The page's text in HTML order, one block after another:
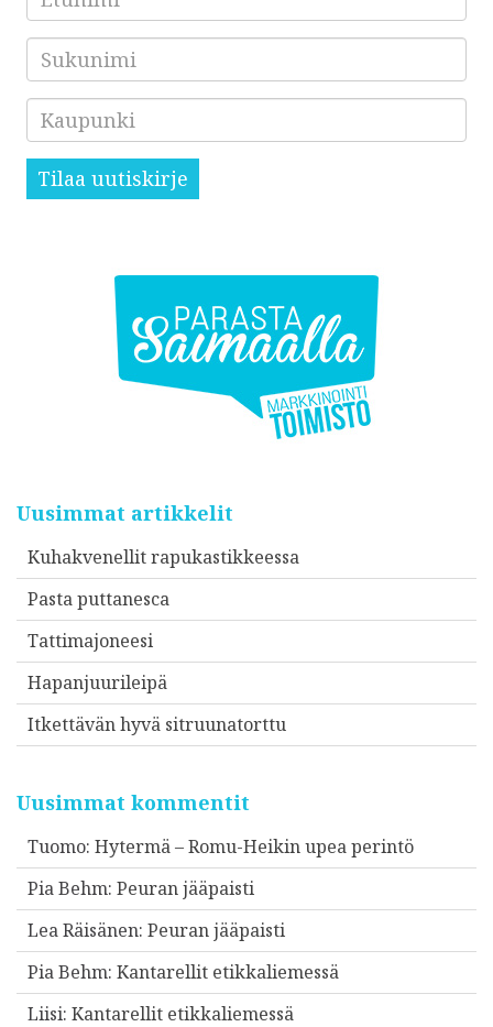
Sukunimi
Kaupunki
Tilaa uutiskirje
Uusimmat artikkelit
Kuhakvenellit rapukastikkeessa
Pasta puttanesca
Tattimajoneesi
Hapanjuurileipä
Itkettävän hyvä sitruunatorttu
Uusimmat kommentit
Tuomo: Hytermä – Romu-Heikin upea perintö
Pia Behm: Peuran jääpaisti
Lea Räisänen: Peuran jääpaisti
Pia Behm: Kantarellit etikkaliemessä
Liisi: Kantarellit etikkaliemessä